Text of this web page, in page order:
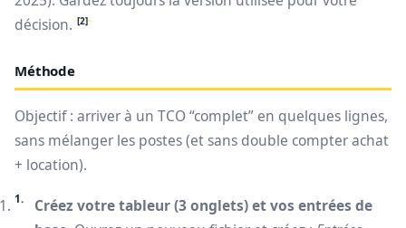
décision. [2]
Méthode
Objectif : arriver à un TCO “complet” en quelques lignes,
sans mélanger les postes (et sans double compter achat
+ location).
Créez votre tableur (3 onglets) et vos entrées de